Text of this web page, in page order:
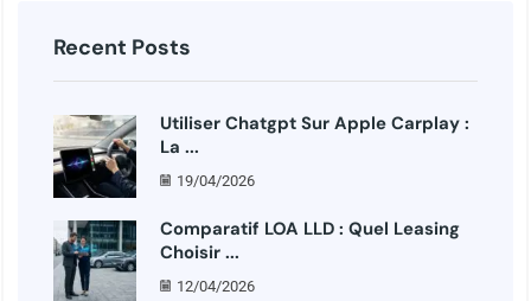
Recent Posts
Utiliser Chatgpt Sur Apple Carplay :
La ...
19/04/2026
Comparatif LOA LLD : Quel Leasing
Choisir ...
12/04/2026